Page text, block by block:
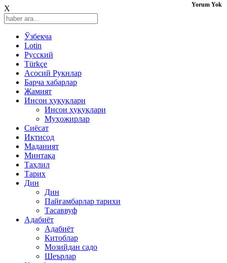
X
Ўзбекча
Lotin
Русский
Türkçe
Асосий Рукнлар
Барча хабарлар
Жамият
Инсон ҳуқуқлари
Инсон ҳуқуқлари
Муҳожирлар
Сиёсат
Иқтисод
Mаданият
Минтақа
Таҳлил
Тарих
Дин
Дин
Пайғамбарлар тарихи
Тасаввуф
Адабиёт
Адабиёт
Китоблар
Мозийдан садо
Шеърлар
Yorum Yok